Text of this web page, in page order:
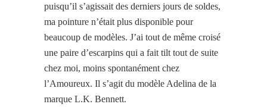
puisqu’il s’agissait des derniers jours de soldes,
ma pointure n’était plus disponible pour
beaucoup de modèles. J’ai tout de même croisé
une paire d’escarpins qui a fait tilt tout de suite
chez moi, moins spontanément chez
l’Amoureux. Il s’agit du modèle Adelina de la
marque L.K. Bennett.